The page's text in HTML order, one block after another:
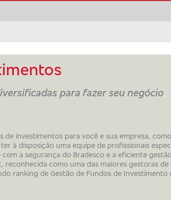
para fazer seu negócio
de investimentos para você e sua empresa,
à disposição uma equipe de profissionais
a segurança do Bradesco e a eficiente
reconhecida como uma das maiores gestoras
ranking de Gestão de Fundos de Investimento